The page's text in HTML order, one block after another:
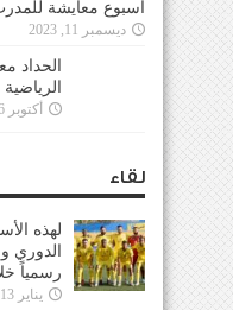
أسبوع معايشة
ديسمبر 11, 2023
الحداد
الرياضية
أكتوبر 6, 2021
لقاء
لهذه
الدوري
رسمياً
يناير 13, 2026